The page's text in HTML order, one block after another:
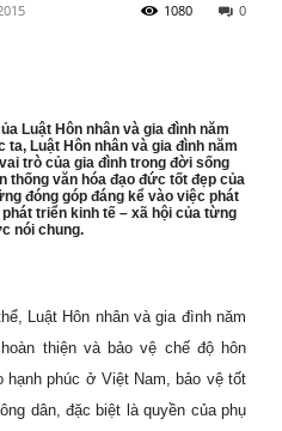
0
1080
Luật Hôn nhân và gia đình năm
Luật Hôn nhân và gia đình năm
trò của gia đình trong đời sống
thống văn hóa đạo đức tốt đẹp của
đóng góp đáng kể vào việc phát
triển kinh tế – xã hội của từng
nói chung.
Luật Hôn nhân và gia đình năm
thiện và bảo vệ chế độ hôn
hạnh phúc ở Việt Nam, bảo vệ tốt
dân, đặc biệt là quyền của phụ